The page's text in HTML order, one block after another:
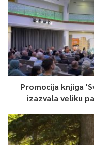
Foto: TVSA
Direktorica JU Ustanove
prošao uspješno.
“Ovo je od velikog
kategoriju korisnika
Promocija knjiga
izazvala veliku